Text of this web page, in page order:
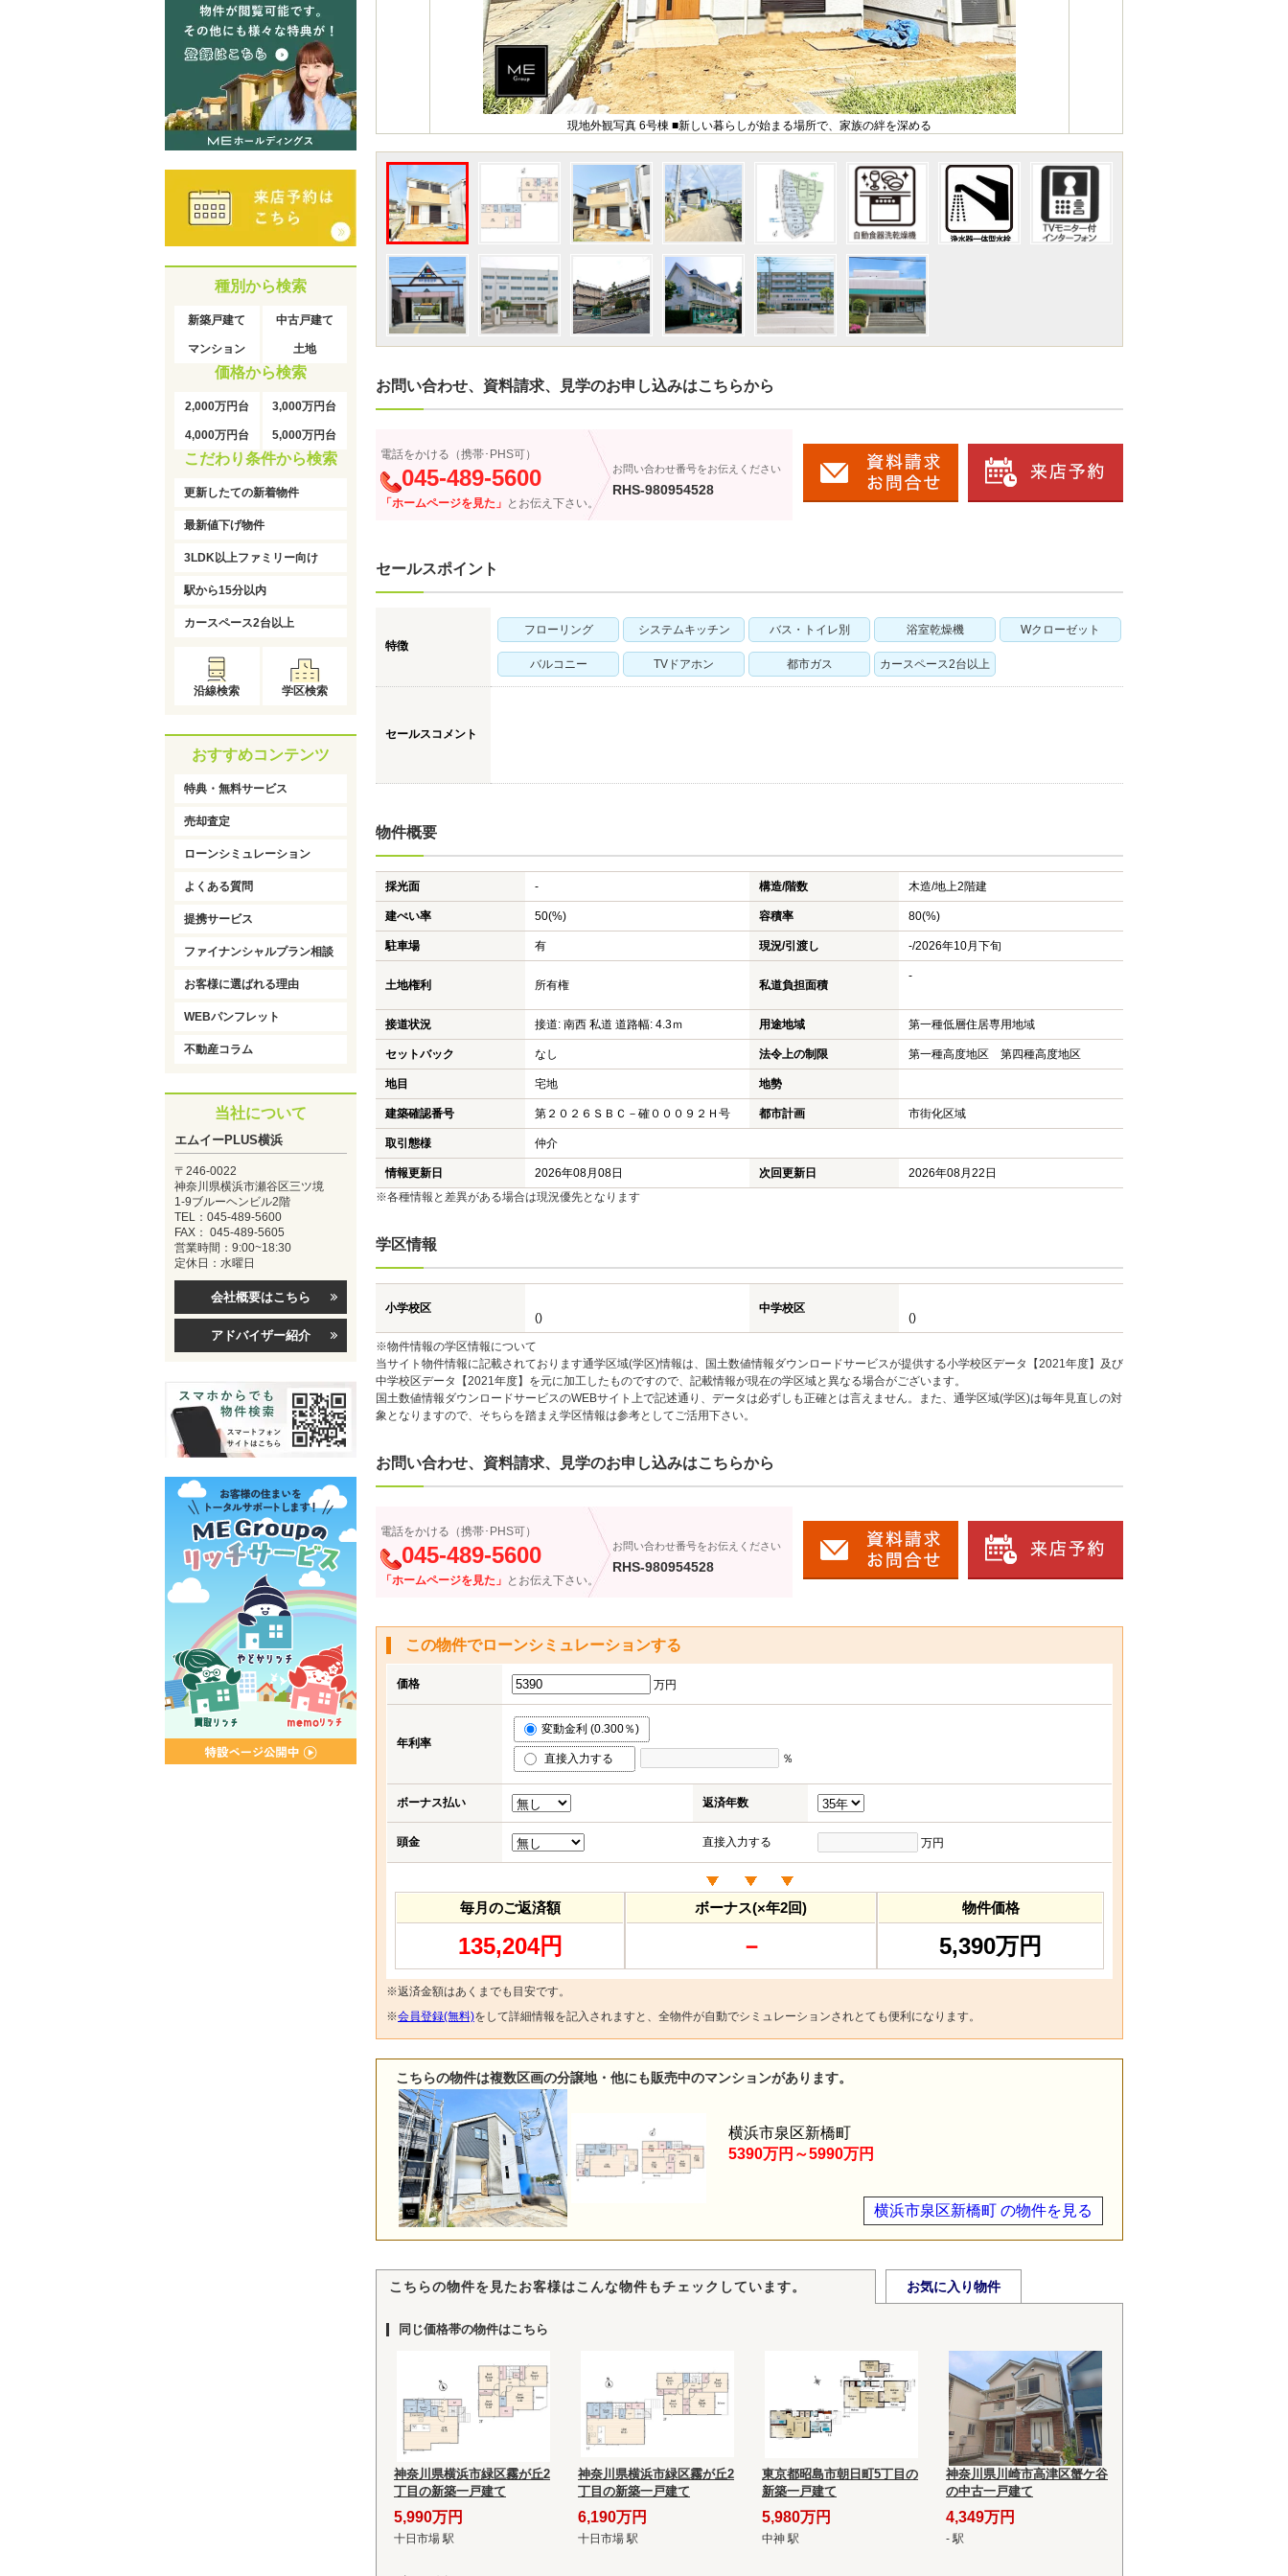
現地外観写真 6号棟 ■新しい暮らしが始まる場所で、家族の絆を深める
お問い合わせ、資料請求、見学のお申し込みはこちらから
電話をかける（携帯･PHS可）
045-489-5600
「ホームページを見た」 とお伝え下さい。
お問い合わせ番号をお伝えください
RHS-980954528
セールスポイント
特徴
フローリング システムキッチン バス・トイレ別 浴室乾燥機 Wクローゼット
バルコニー TVドアホン 都市ガス カースペース2台以上
セールスコメント
物件概要
採光面 - 構造/階数 木造/地上2階建
建ぺい率 50(%) 容積率 80(%)
駐車場 有 現況/引渡し -/2026年10月下旬
土地権利 所有権 私道負担面積
-
接道状況 接道: 南西 私道 道路幅: 4.3ｍ 用途地域 第一種低層住居専用地域
セットバック なし 法令上の制限 第一種高度地区 第四種高度地区
地目 宅地 地勢
建築確認番号 第２０２６ＳＢＣ－確０００９２Ｈ号 都市計画 市街化区域
取引態様 仲介
情報更新日 2026年08月08日 次回更新日
2026年08月22日
※各種情報と差異がある場合は現況優先となります
学区情報
小学校区
()
中学校区
()
※物件情報の学区情報について
当サイト物件情報に記載されております通学区域(学区)情報は、国土数値情報ダウンロードサービスが提供する小学校区データ【2021年度】及び
中学校区データ【2021年度】を元に加工したものですので、記載情報が現在の学区域と異なる場合がございます。
国土数値情報ダウンロードサービスのWEBサイト上で記述通り、データは必ずしも正確とは言えません。また、通学区域(学区)は毎年見直しの対
象となりますので、そちらを踏まえ学区情報は参考としてご活用下さい。
お問い合わせ、資料請求、見学のお申し込みはこちらから
電話をかける（携帯･PHS可）
045-489-5600
「ホームページを見た」 とお伝え下さい。
お問い合わせ番号をお伝えください
RHS-980954528
この物件でローンシミュレーションする
価格 万円
年利率
変動金利 (0.300％)
直接入力する ％
ボーナス払い 返済年数
頭金 直接入力する 万円
毎月のご返済額
135,204円
ボーナス(×年2回)
－
物件価格
5,390万円
※返済金額はあくまでも目安です。
※会員登録(無料)をして詳細情報を記入されますと、全物件が自動でシミュレーションされとても便利になります。
こちらの物件は複数区画の分譲地・他にも販売中のマンションがあります。
横浜市泉区新橋町 の物件を見る
横浜市泉区新橋町
5390万円～5990万円
こちらの物件を見たお客様はこんな物件もチェックしています。 お気に入り物件
同じ価格帯の物件はこちら
神奈川県横浜市緑区霧が丘2
丁目の新築一戸建て
5,990万円
十日市場 駅
神奈川県横浜市緑区霧が丘2
丁目の新築一戸建て
6,190万円
十日市場 駅
東京都昭島市朝日町5丁目の
新築一戸建て
5,980万円
中神 駅
神奈川県川崎市高津区蟹ケ谷
の中古一戸建て
4,349万円
- 駅
種別から検索
新築戸建て 中古戸建て
マンション 土地
価格から検索
2,000万円台 3,000万円台
4,000万円台 5,000万円台
こだわり条件から検索
更新したての新着物件
最新値下げ物件
3LDK以上ファミリー向け
駅から15分以内
カースペース2台以上
沿線検索 学区検索
おすすめコンテンツ
特典・無料サービス
売却査定
ローンシミュレーション
よくある質問
提携サービス
ファイナンシャルプラン相談
お客様に選ばれる理由
WEBパンフレット
不動産コラム
当社について
エムイーPLUS横浜
〒246-0022
神奈川県横浜市瀬谷区三ツ境
1-9ブルーヘンビル2階
TEL：045-489-5600
FAX： 045-489-5605
営業時間：9:00~18:30
定休日：水曜日
会社概要はこちら
アドバイザー紹介